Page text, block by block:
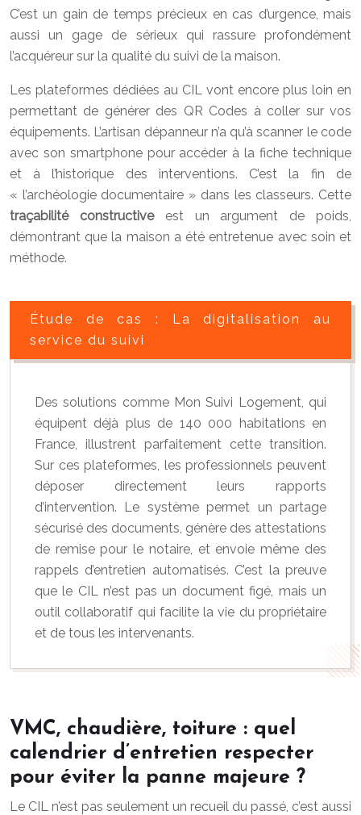
C’est un gain de temps précieux en cas d’urgence, mais
aussi un gage de sérieux qui rassure profondément
l’acquéreur sur la qualité du suivi de la maison.
Les plateformes dédiées au CIL vont encore plus loin en
permettant de générer des QR Codes à coller sur vos
équipements. L’artisan dépanneur n’a qu’à scanner le code
avec son smartphone pour accéder à la fiche technique
et à l’historique des interventions. C’est la fin de
« l’archéologie documentaire » dans les classeurs. Cette
traçabilité constructiveest un argument de poids,
démontrant que la maison a été entretenue avec soin et
méthode.
Étude de cas : La digitalisation au
service du suivi
Des solutions comme Mon Suivi Logement, qui
équipent déjà plus de 140 000 habitations en
France, illustrent parfaitement cette transition.
Sur ces plateformes, les professionnels peuvent
déposer directement leurs rapports
d’intervention. Le système permet un partage
sécurisé des documents, génère des attestations
de remise pour le notaire, et envoie même des
rappels d’entretien automatisés. C’est la preuve
que le CIL n’est pas un document figé, mais un
outil collaboratif qui facilite la vie du propriétaire
et de tous les intervenants.
VMC, chaudière, toiture : quel
calendrier d’entretien respecter
pour éviter la panne majeure ?
Le CIL n’est pas seulement un recueil du passé, c’est aussi